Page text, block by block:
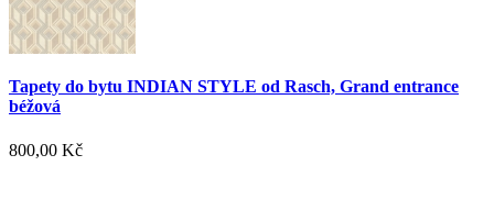
Tapety do bytu INDIAN STYLE od Rasch, Grand entrance
béžová
800,00 Kč